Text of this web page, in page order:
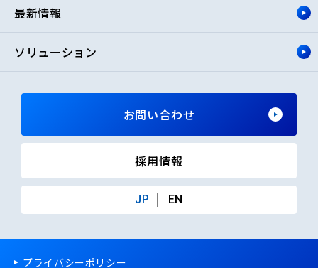
最新情報
ソリューション
お問い合わせ
採用情報
JP EN
プライバシーポリシー